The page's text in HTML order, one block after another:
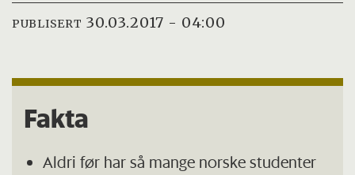
PUBLISERT 30.03.2017 - 04:00
Fakta
Aldri før har så mange norske studenter